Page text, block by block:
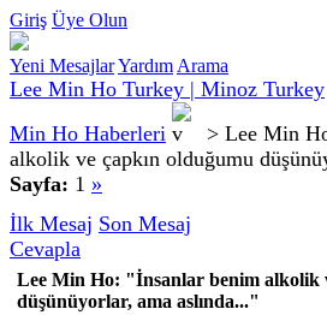
Giriş Üye Olun
Yeni MesajlarYardım Arama
Lee Min Ho Turkey | Minoz Turkey
Min Ho Haberleri
> Lee Min
alkolik ve çapkın olduğumu
Sayfa: 1 »
İlk Mesaj Son Mesaj
Cevapla
Lee Min Ho: "İnsanlar benim alkolik
düşünüyorlar, ama aslında..."